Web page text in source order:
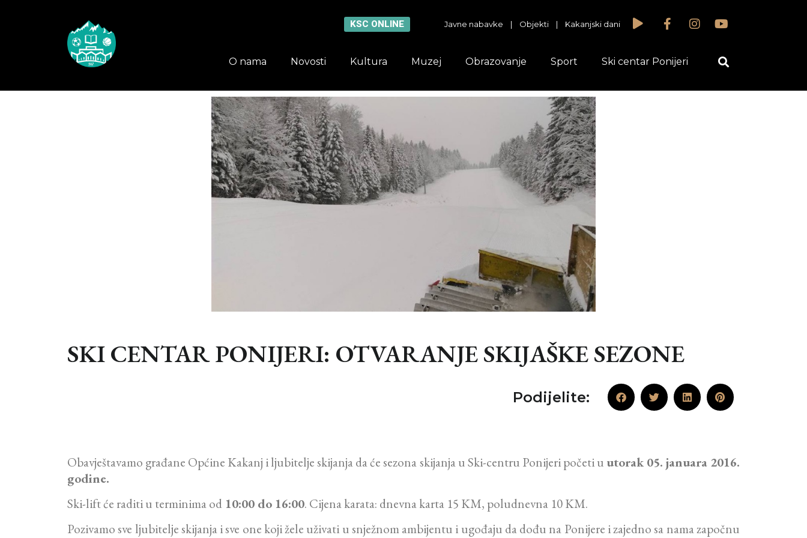
KSC ONLINE Javne nabavke | Objekti | Kakanjski dani
O nama Novosti Kultura Muzej Obrazovanje Sport Ski centar Ponijeri
SKI CENTAR PONIJERI: OTVARANJE SKIJAŠKE SEZONE
Podijelite:
Obavještavamo građane Općine Kakanj i ljubitelje skijanja da će sezona skijanja u Ski-centru Ponijeri početi u utorak 05. januara 2016.
godine.
Ski-lift će raditi u terminima od 10:00 do 16:00. Cijena karata: dnevna karta 15 KM, poludnevna 10 KM.
Pozivamo sve ljubitelje skijanja i sve one koji žele uživati u snježnom ambijentu i ugođaju da dođu na Ponijere i zajedno sa nama započnu